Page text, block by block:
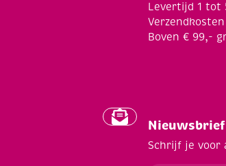
Levertijd 1 tot
Boven € 99,-
Nieuwsbrief
Schrijf je voor